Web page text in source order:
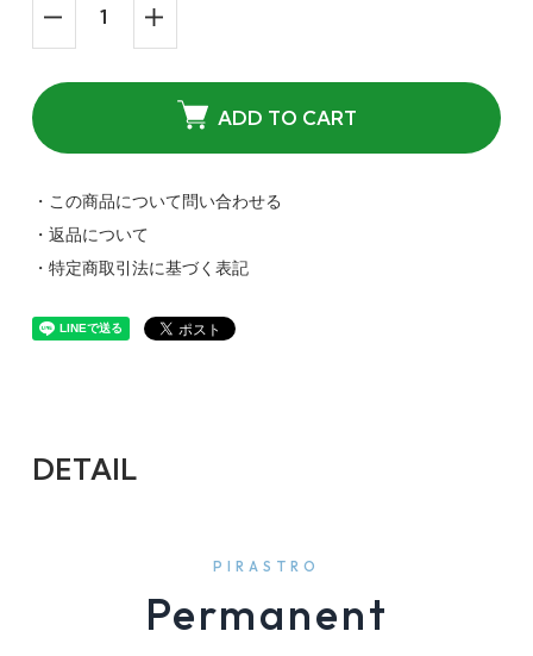
ADD TO CART
・この商品について問い合わせる
・返品について
・特定商取引法に基づく表記
DETAIL
PIRASTRO
Permanent